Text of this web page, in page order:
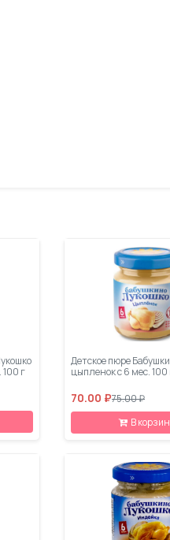
100 г
Детское пюре
цыпленок с 6 мес. 100
70.00 ₽75.00 ₽
В